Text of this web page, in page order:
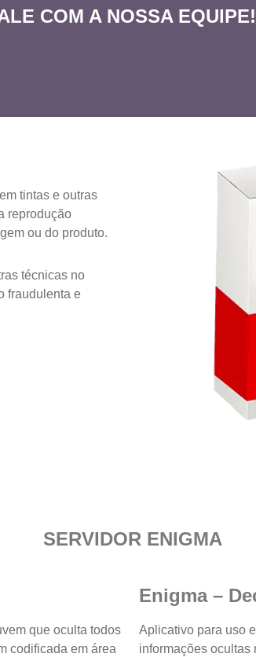
COM A NOSSA EQUIPE!
tintas e outras
reprodução
ou do produto.
técnicas no
fraudulenta e
SERVIDOR ENIGMA
que oculta todos
codificada em área
Enigma –
Aplicativo para uso
informações ocultas